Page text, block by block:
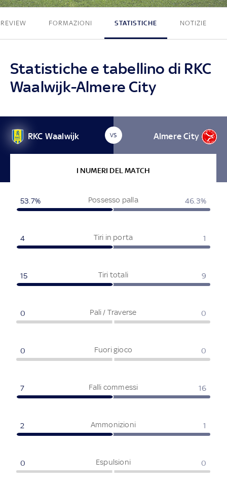
FORMAZIONI STATISTICHE NOTIZIE
Statistiche e tabellino di RKC
Waalwijk-Almere City
RKC Waalwijk VS Almere City
I NUMERI DEL MATCH
Possesso palla
53.7% 46.3%
Tiri in porta
4 1
Tiri totali
15 9
Pali / Traverse
0 0
Fuori gioco
0 0
Falli commessi
7 16
Ammonizioni
2 1
Espulsioni
0 0